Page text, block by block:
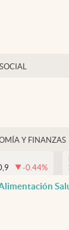
Y FINANZAS
-0.44%